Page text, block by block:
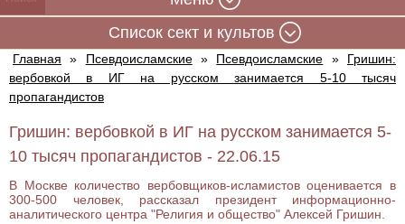
Cписок сект и культов
Главная » Псевдоисламские » Псевдоисламские »
Гришин:
вербовкой в ИГ на русском занимается 5-10 тысяч
пропагандистов
Гришин: вербовкой в ИГ на русском занимается 5-
10 тысяч пропагандистов - 22.06.15
В Москве количество вербовщиков-исламистов оценивается в
300-500 человек, рассказал президент информационно-
аналитического центра "Религия и общество" Алексей Гришин.